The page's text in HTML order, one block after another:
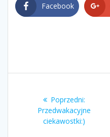
Facebook
wpisuPoprzedni:
wpis:
Przedwakacyjne
ciekawostki:)